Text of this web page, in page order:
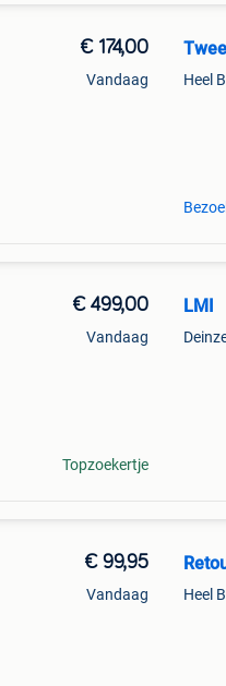
€ 174,00
Vandaag Heel
€ 499,00
Vandaag
Topzoekertje
LMI
€ 99,95
Vandaag Heel